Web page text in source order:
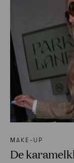
ΜAKE-UP
De